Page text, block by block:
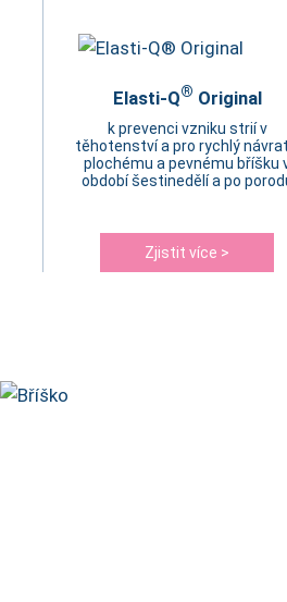
Elasti-Q® Original
k prevenci vzniku strií v
těhotenství a pro rychlý
plochému a pevnému bříšku
období šestinedělí a po
Zjistit více >